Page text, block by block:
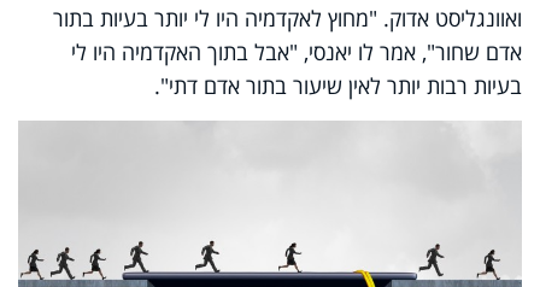
ואוונגליסט אדוק. "מחוץ לאקדמיה היו לי יותר בעיות בתור
אדם שחור", אמר לו יאנסי, "אבל בתוך האקדמיה היו לי
בעיות רבות יותר לאין שיעור בתור אדם דתי".